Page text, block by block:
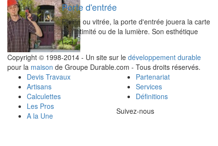
Porte d'entrée
Pleine ou vitrée, la porte d'entrée jouera la carte
de l’intimité ou de la lumière. Son esthétique
(…)
Copyright © 1998-2014 - Un site sur le développement durable
pour la maison de Groupe Durable.com - Tous droits réservés.
Devis Travaux
Artisans
Calculettes
Les Pros
A la Une
Partenariat
Services
Définitions
Suivez-nous